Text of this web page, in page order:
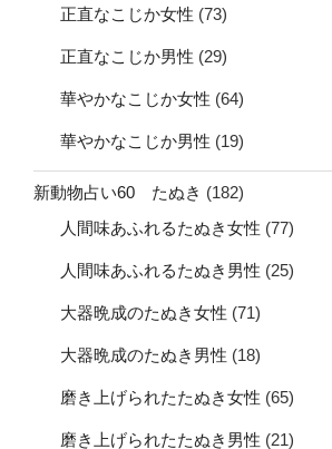
正直なこじか女性 (73)
正直なこじか男性 (29)
華やかなこじか女性 (64)
華やかなこじか男性 (19)
新動物占い60 たぬき (182)
人間味あふれるたぬき女性 (77)
人間味あふれるたぬき男性 (25)
大器晩成のたぬき女性 (71)
大器晩成のたぬき男性 (18)
磨き上げられたたぬき女性 (65)
磨き上げられたたぬき男性 (21)